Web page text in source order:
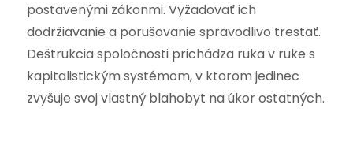
postavenými zákonmi. Vyžadovať ich
dodržiavanie a porušovanie spravodlivo trestať.
Deštrukcia spoločnosti prichádza ruka v ruke s
kapitalistickým systémom, v ktorom jedinec
zvyšuje svoj vlastný blahobyt na úkor ostatných.